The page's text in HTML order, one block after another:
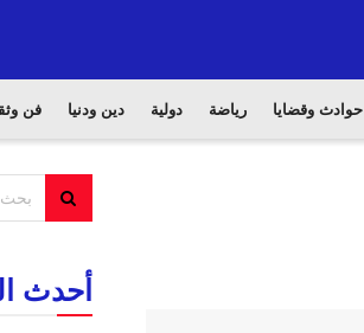
حوادث وقضايا رياضة دولية دين ودنيا فن
أحدث